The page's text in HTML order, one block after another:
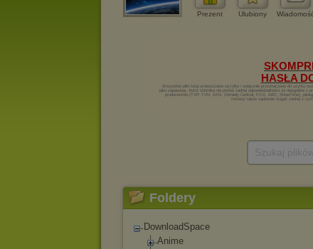
Prezent Ulubiony
Foldery
DownloadSpace
Anime